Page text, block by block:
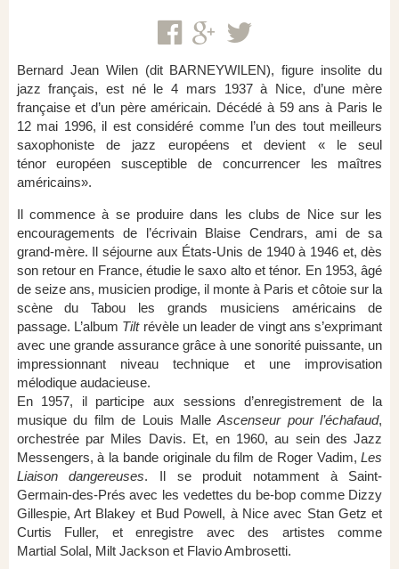
Bernard Jean Wilen (dit BARNEYWILEN), figure insolite du
jazz français, est né le 4 mars 1937 à Nice, d’une mère
française et d’un père américain. Décédé à 59 ans à Paris le
12 mai 1996, il est considéré comme l’un des tout meilleurs
saxophoniste de jazz européens et devient « le seul
ténor européen susceptible de concurrencer les maîtres
américains».
Il commence à se produire dans les clubs de Nice sur les
encouragements de l’écrivain Blaise Cendrars, ami de sa
grand-mère. Il séjourne aux États-Unis de 1940 à 1946 et, dès
son retour en France, étudie le saxo alto et ténor. En 1953, âgé
de seize ans, musicien prodige, il monte à Paris et côtoie sur la
scène du Tabou les grands musiciens américains de
passage. L’album Tiltrévèle un leader de vingt ans s’exprimant
avec une grande assurance grâce à une sonorité puissante, un
impressionnant niveau technique et une improvisation
mélodique audacieuse.
En 1957, il participe aux sessions d’enregistrement de la
musique du film de Louis MalleAscenseur pour l’échafaud,
orchestrée par Miles Davis. Et, en 1960, au sein des Jazz
Messengers, à la bande originale du film de Roger Vadim,Les
Liaison dangereuses. Il se produit notamment à Saint-
Germain-des-Prés avec les vedettes du be-bop comme Dizzy
Gillespie, Art Blakey et Bud Powell, à Nice avec Stan Getz et
Curtis Fuller, et enregistre avec des artistes comme
Martial Solal, Milt Jackson et Flavio Ambrosetti.